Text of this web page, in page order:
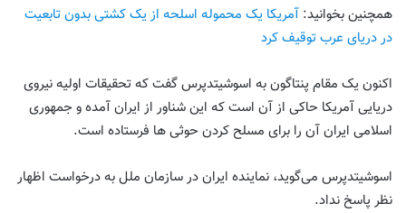
همچنین بخوانید: آمریکا یک محموله اسلحه از یک کشتی بدون تابعیت
در دریای عرب توقیف کرد
اکنون یک مقام پنتاگون به اسوشیتدپرس گفت که تحقیقات اولیه نیروی
دریایی آمریکا حاکی از آن است که این شناور از ایران آمده و جمهوری
اسلامی ایران آن را برای مسلح کردن حوثی ها فرستاده است.
اسوشیتدپرس می‌گوید، نماینده ایران در سازمان ملل به درخواست اظهار
نظر پاسخ نداد.